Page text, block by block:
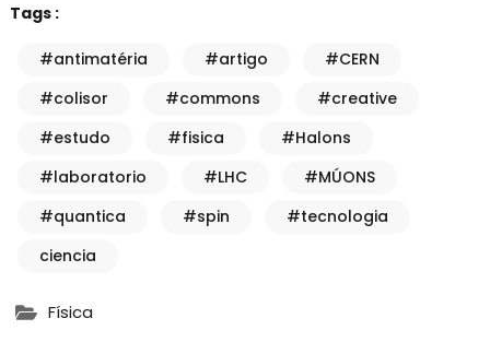
Tags :
#antimatéria #artigo
#CERN
#colisor
#commons
#creative
#estudo
#fisica
#Halons
#laboratorio
#LHC
#MÚONS
#quantica
#spin
#tecnologia
ciencia
Física